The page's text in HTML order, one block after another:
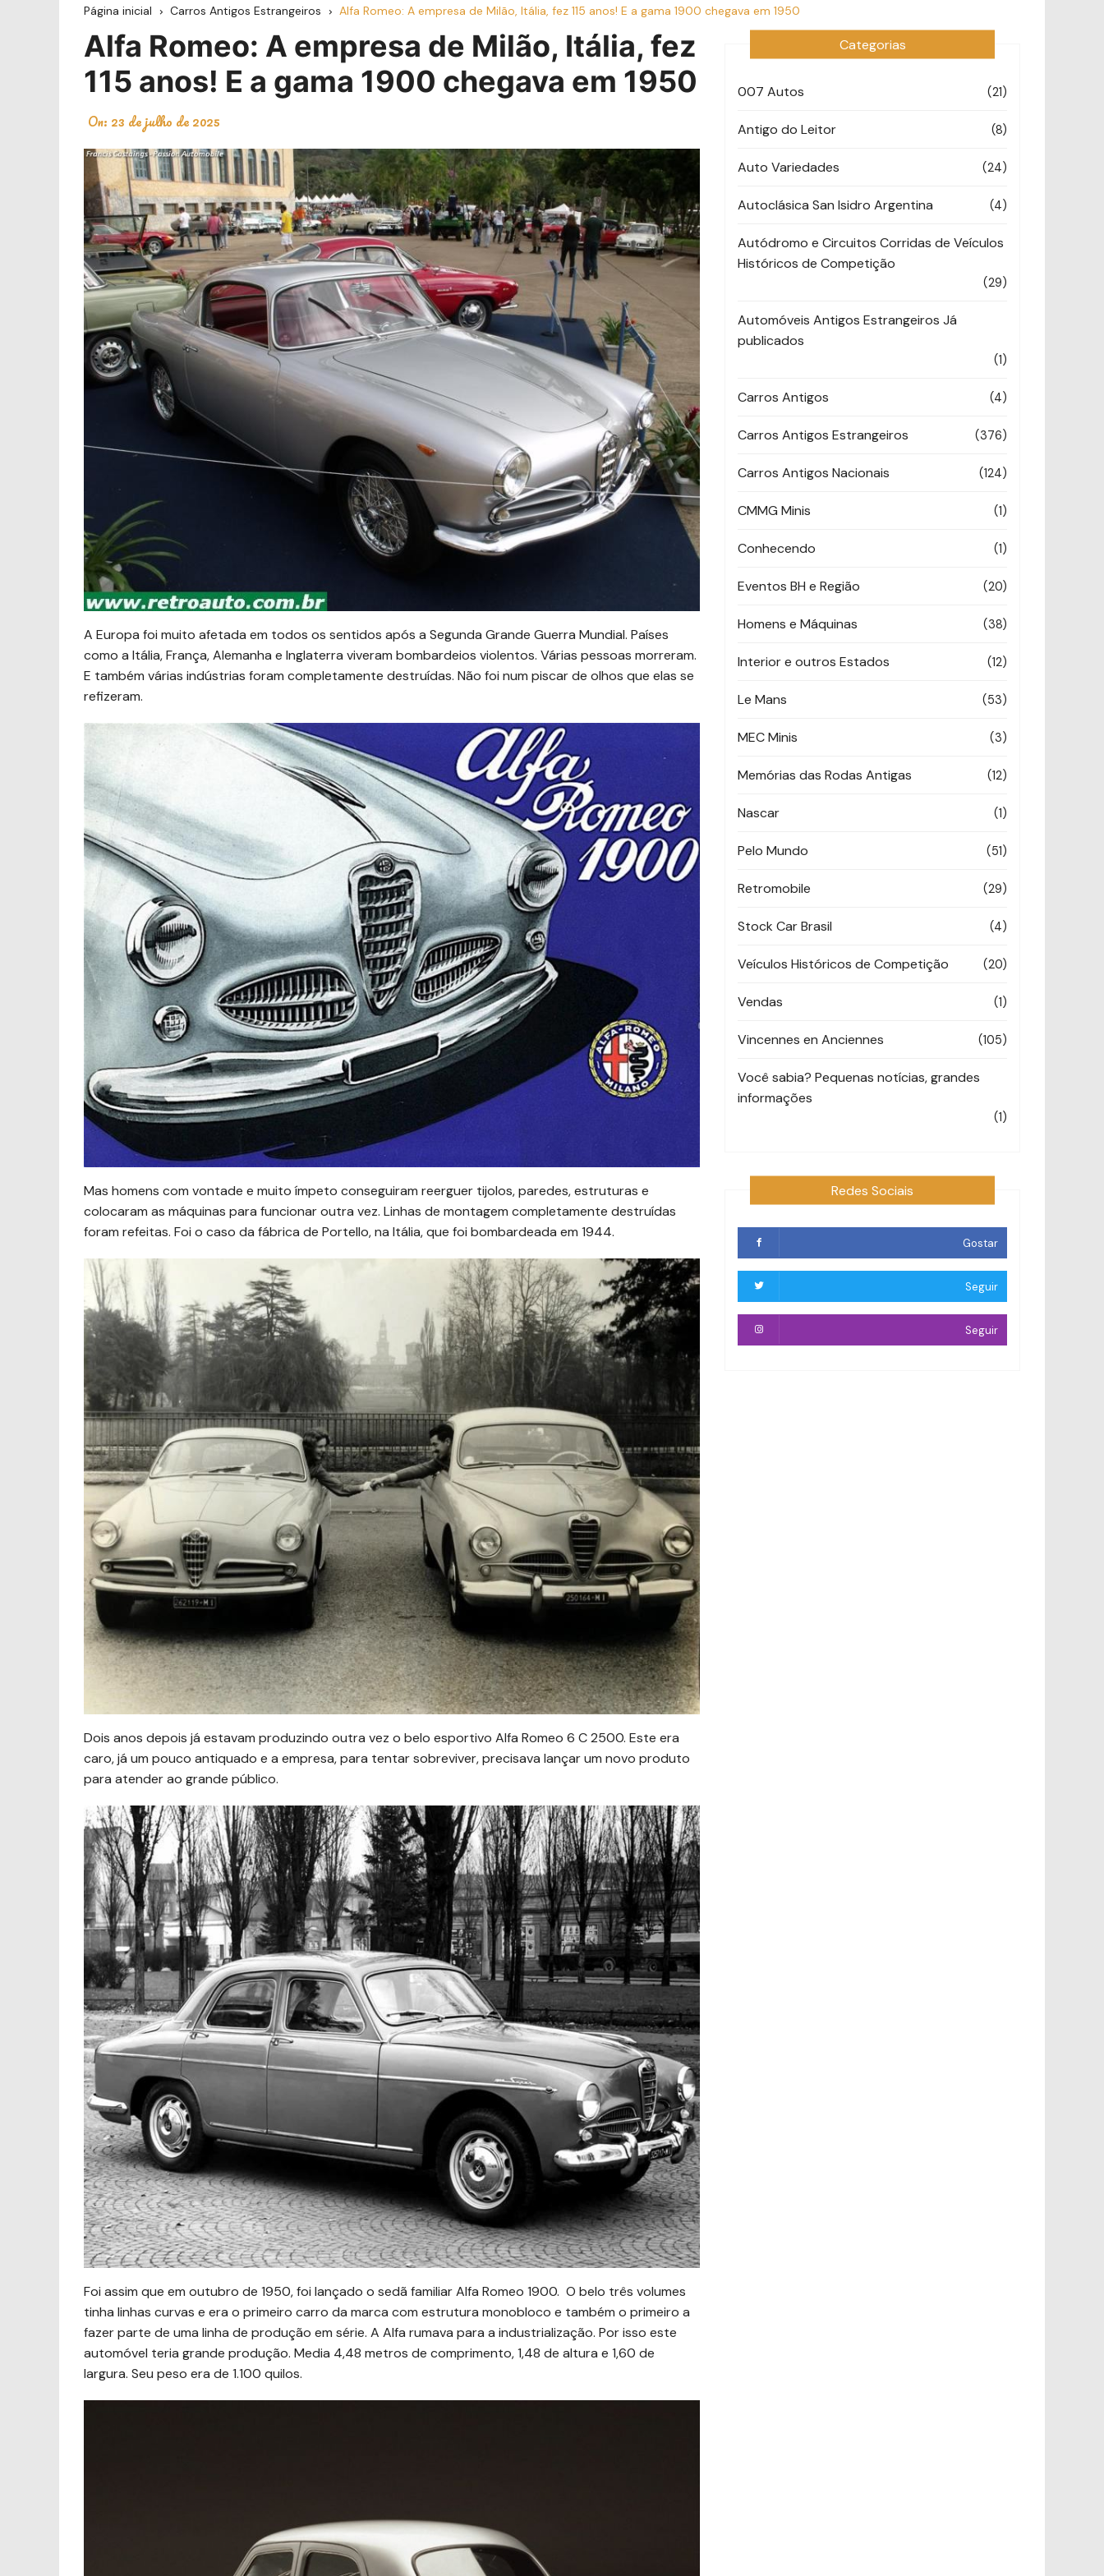
Página inicial Carros Antigos Estrangeiros Alfa Romeo: A empresa de Milão, Itália, fez 115 anos! E a gama 1900 chegava em 1950
Alfa Romeo: A empresa de Milão, Itália, fez
115 anos! E a gama 1900 chegava em 1950
On: 23 de julho de 2025
A Europa foi muito afetada em todos os sentidos após a Segunda Grande Guerra Mundial. Países
como a Itália, França, Alemanha e Inglaterra viveram bombardeios violentos. Várias pessoas morreram.
E também várias indústrias foram completamente destruídas. Não foi num piscar de olhos que elas se
refizeram.
Mas homens com vontade e muito ímpeto conseguiram reerguer tijolos, paredes, estruturas e
colocaram as máquinas para funcionar outra vez. Linhas de montagem completamente destruídas
foram refeitas. Foi o caso da fábrica de Portello, na Itália, que foi bombardeada em 1944.
Dois anos depois já estavam produzindo outra vez o belo esportivo Alfa Romeo 6 C 2500. Este era
caro, já um pouco antiquado e a empresa, para tentar sobreviver, precisava lançar um novo produto
para atender ao grande público.
Foi assim que em outubro de 1950, foi lançado o sedã familiar Alfa Romeo 1900. O belo três volumes
tinha linhas curvas e era o primeiro carro da marca com estrutura monobloco e também o primeiro a
fazer parte de uma linha de produção em série. A Alfa rumava para a industrialização. Por isso este
automóvel teria grande produção. Media 4,48 metros de comprimento, 1,48 de altura e 1,60 de
largura. Seu peso era de 1.100 quilos.
Categorias
007 Autos (21)
Antigo do Leitor (8)
Auto Variedades (24)
Autoclásica San Isidro Argentina (4)
Autódromo e Circuitos Corridas de Veículos
Históricos de Competição
(29)
Automóveis Antigos Estrangeiros Já
publicados
(1)
Carros Antigos (4)
Carros Antigos Estrangeiros (376)
Carros Antigos Nacionais (124)
CMMG Minis (1)
Conhecendo (1)
Eventos BH e Região (20)
Homens e Máquinas (38)
Interior e outros Estados (12)
Le Mans (53)
MEC Minis (3)
Memórias das Rodas Antigas (12)
Nascar (1)
Pelo Mundo (51)
Retromobile (29)
Stock Car Brasil (4)
Veículos Históricos de Competição (20)
Vendas (1)
Vincennes en Anciennes (105)
Você sabia? Pequenas notícias, grandes
informações
(1)
Redes Sociais
Gostar
Seguir
Seguir